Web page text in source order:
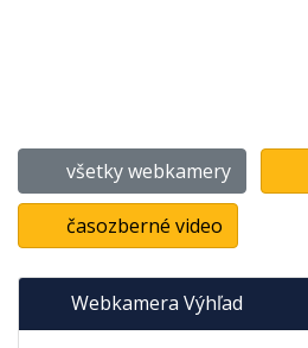
všetky webkamery
časozberné video
Webkamera Výhľad